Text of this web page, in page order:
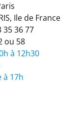
, Ile de France
35 36 77
ou 58
à 12h30
17h